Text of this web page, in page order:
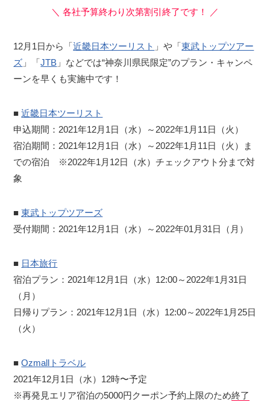
＼ 各社予算終わり次第割引終了です！ ／
12月1日から「近畿日本ツーリスト 」や「東武トップツアー
ズ 」「JTB 」などでは“神奈川県民限定”のプラン・キャンペ
ーンを早くも実施中です！
■近畿日本ツーリスト
申込期間：2021年12月1日（水）～2022年1月11日（火）
宿泊期間：2021年12月1日（水）～2022年1月11日（火）ま
での宿泊 ※2022年1月12日（水）チェックアウト分まで対
象
■東武トップツアーズ
受付期間：2021年12月1日（水）～2022年01月31日（月）
■ 日本旅行
宿泊プラン：2021年12月1日（水）12:00～2022年1月31日
（月）
日帰りプラン：2021年12月1日（水）12:00～2022年1月25日
（火）
■Ozmallトラベル
2021年12月1日（水）12時〜予定
※再発見エリア宿泊の5000円クーポン予約上限のため終了